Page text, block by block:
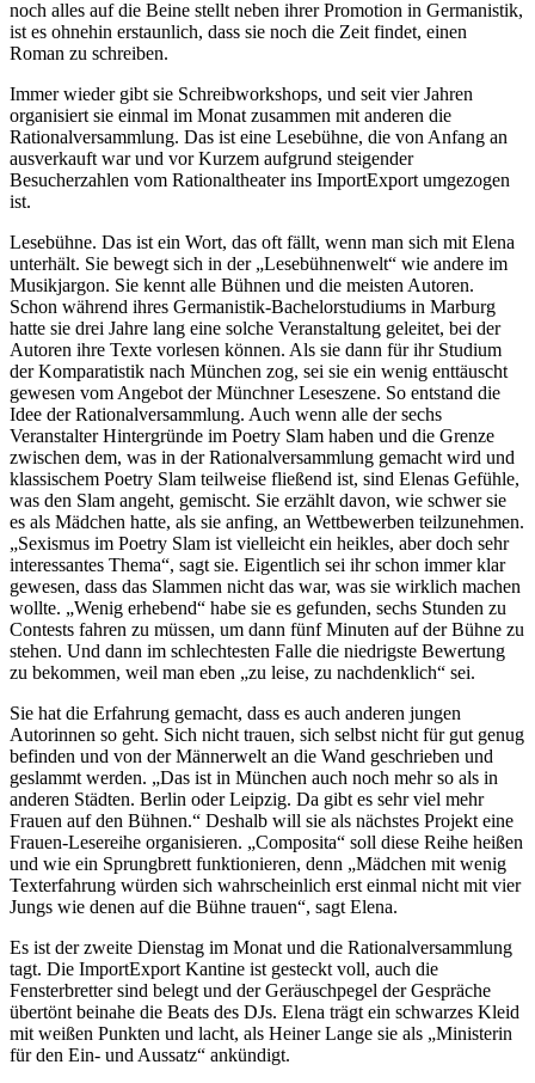
noch alles auf die Beine stellt neben ihrer Promotion in Germanistik,
ist es ohnehin erstaunlich, dass sie noch die Zeit findet, einen
Roman zu schreiben.
Immer wieder gibt sie Schreibworkshops, und seit vier Jahren
organisiert sie einmal im Monat zusammen mit anderen die
Rationalversammlung. Das ist eine Lesebühne, die von Anfang an
ausverkauft war und vor Kurzem aufgrund steigender
Besucherzahlen vom Rationaltheater ins ImportExport umgezogen
ist.
Lesebühne. Das ist ein Wort, das oft fällt, wenn man sich mit Elena
unterhält. Sie bewegt sich in der „Lesebühnenwelt“ wie andere im
Musikjargon. Sie kennt alle Bühnen und die meisten Autoren.
Schon während ihres Germanistik-Bachelorstudiums in Marburg
hatte sie drei Jahre lang eine solche Veranstaltung geleitet, bei der
Autoren ihre Texte vorlesen können. Als sie dann für ihr Studium
der Komparatistik nach München zog, sei sie ein wenig enttäuscht
gewesen vom Angebot der Münchner Leseszene. So entstand die
Idee der Rationalversammlung. Auch wenn alle der sechs
Veranstalter Hintergründe im Poetry Slam haben und die Grenze
zwischen dem, was in der Rationalversammlung gemacht wird und
klassischem Poetry Slam teilweise fließend ist, sind Elenas Gefühle,
was den Slam angeht, gemischt. Sie erzählt davon, wie schwer sie
es als Mädchen hatte, als sie anfing, an Wettbewerben teilzunehmen.
„Sexismus im Poetry Slam ist vielleicht ein heikles, aber doch sehr
interessantes Thema“, sagt sie. Eigentlich sei ihr schon immer klar
gewesen, dass das Slammen nicht das war, was sie wirklich machen
wollte. „Wenig erhebend“ habe sie es gefunden, sechs Stunden zu
Contests fahren zu müssen, um dann fünf Minuten auf der Bühne zu
stehen. Und dann im schlechtesten Falle die niedrigste Bewertung
zu bekommen, weil man eben „zu leise, zu nachdenklich“ sei.
Sie hat die Erfahrung gemacht, dass es auch anderen jungen
Autorinnen so geht. Sich nicht trauen, sich selbst nicht für gut genug
befinden und von der Männerwelt an die Wand geschrieben und
geslammt werden. „Das ist in München auch noch mehr so als in
anderen Städten. Berlin oder Leipzig. Da gibt es sehr viel mehr
Frauen auf den Bühnen.“ Deshalb will sie als nächstes Projekt eine
Frauen-Lesereihe organisieren. „Composita“ soll diese Reihe heißen
und wie ein Sprungbrett funktionieren, denn „Mädchen mit wenig
Texterfahrung würden sich wahrscheinlich erst einmal nicht mit vier
Jungs wie denen auf die Bühne trauen“, sagt Elena.
Es ist der zweite Dienstag im Monat und die Rationalversammlung
tagt. Die ImportExport Kantine ist gesteckt voll, auch die
Fensterbretter sind belegt und der Geräuschpegel der Gespräche
übertönt beinahe die Beats des DJs. Elena trägt ein schwarzes Kleid
mit weißen Punkten und lacht, als Heiner Lange sie als „Ministerin
für den Ein- und Aussatz“ ankündigt.